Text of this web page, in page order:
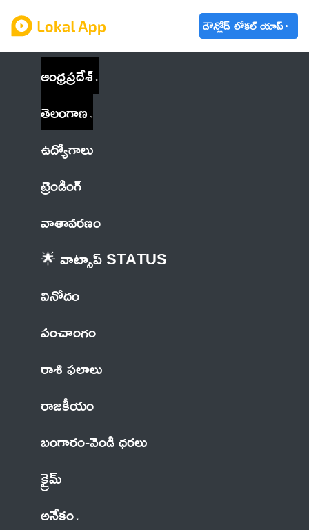
డౌన్లోడ్ లోకల్ యాప్
ఆంధ్రప్రదేశ్
తెలంగాణ
ఉద్యోగాలు
ట్రెండింగ్
వాతావరణం
🌟 వాట్సాప్ STATUS
వినోదం
పంచాంగం
రాశి ఫలాలు
రాజకీయం
బంగారం-వెండి ధరలు
క్రైమ్
అనేకం